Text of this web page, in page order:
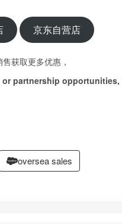
京东自营店
获取更多优惠，
partnership
oversea sales